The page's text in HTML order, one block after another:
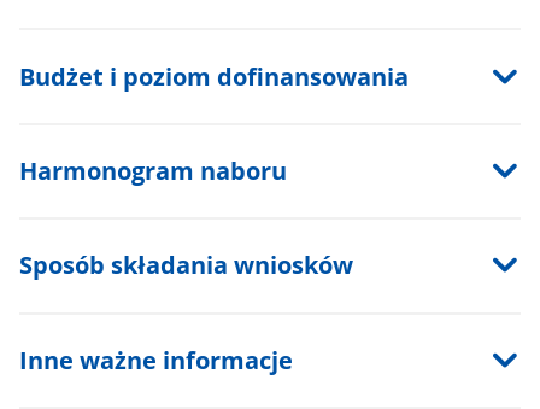
Budżet i poziom dofinansowania
Harmonogram naboru
Sposób składania wniosków
Inne ważne informacje